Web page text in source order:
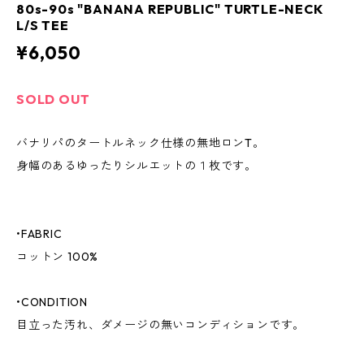
80s-90s "BANANA REPUBLIC" TURTLE-NECK
L/S TEE
¥6,050
SOLD OUT
バナリパのタートルネック仕様の無地ロンT。
身幅のあるゆったりシルエットの１枚です。
•FABRIC
コットン 100%
•CONDITION
目立った汚れ、ダメージの無いコンディションです。